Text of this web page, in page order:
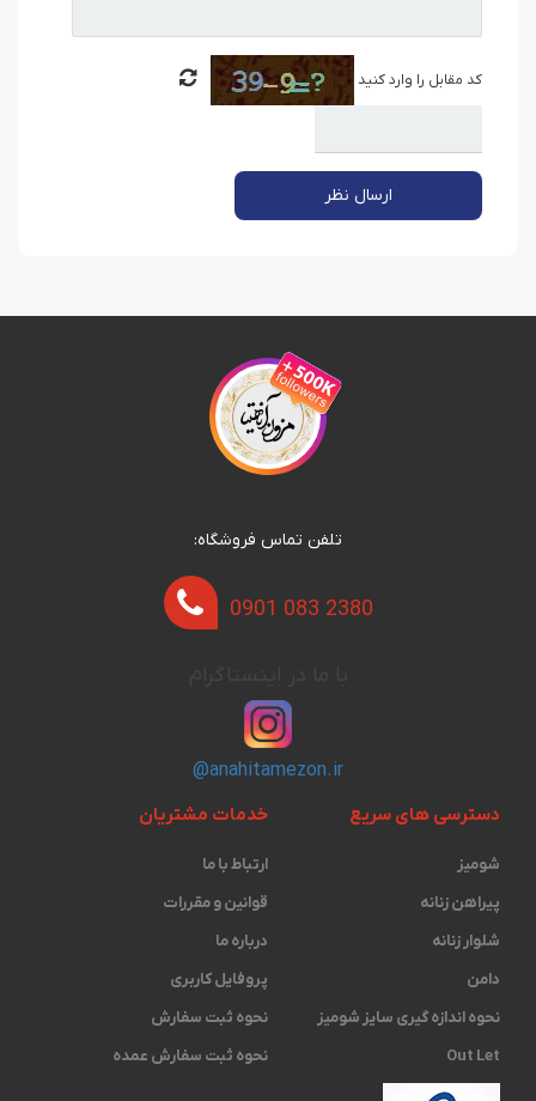
کد مقابل را وارد کنید
ارسال نظر
تلفن تماس فروشگاه:
0901 083 2380
@anahitamezon.ir
دسترسی های سریع
شومیز
پیراهن زنانه
شلوار زنانه
دامن
نحوه اندازه گیری ‫سایز شومیز
Out Let
خدمات مشتریان
ارتباط با ما
قوانین و مقررات
درباره ما
پروفایل کاربری
نحوه ثبت سفارش
نحوه ثبت سفارش عمده